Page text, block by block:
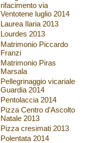
rifacimento via
Ventotene luglio 2014
Laurea Ilaria 2013
Lourdes 2013
Matrimonio Piccardo
Franzi
Matrimonio Piras
Marsala
Pellegrinaggio vicariale
Guardia 2014
Pentolaccia 2014
Pizza Centro d’Ascolto
Natale 2013
Pizza cresimati 2013
Polentata 2014